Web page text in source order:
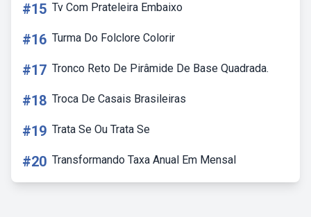
#15 Tv Com Prateleira Embaixo
#16 Turma Do Folclore Colorir
#17 Tronco Reto De Pirâmide De Base Quadrada.
#18 Troca De Casais Brasileiras
#19 Trata Se Ou Trata Se
#20 Transformando Taxa Anual Em Mensal